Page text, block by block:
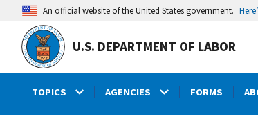
main
content
An official website of the United States government.
U.S. DEPARTMENT OF LABOR
TOPICS AGENCIES FORMS